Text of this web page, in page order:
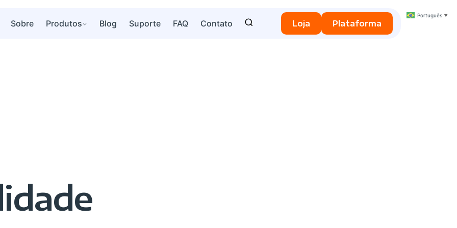
Sobre Produtos Blog Suporte FAQ Contato Loja Plataforma
Português ▼